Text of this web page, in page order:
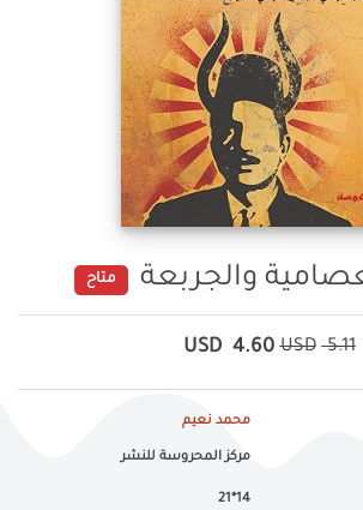
والجربعة متاح
5.11
USD
4.60
USD
محمد نعيم
مركز المحروسة للنشر
14*21